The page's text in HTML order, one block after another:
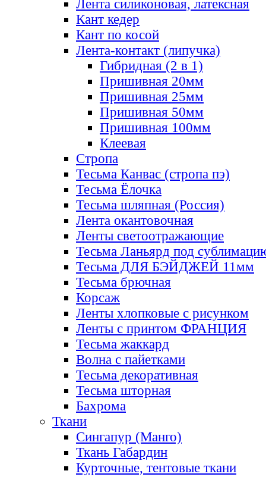
Лента силиконовая, латексная
Кант кедер
Кант по косой
Лента-контакт (липучка)
Гибридная (2 в 1)
Пришивная 20мм
Пришивная 25мм
Пришивная 50мм
Пришивная 100мм
Клеевая
Стропа
Тесьма Канвас (стропа пэ)
Тесьма Ёлочка
Тесьма шляпная (Россия)
Лента окантовочная
Ленты светоотражающие
Тесьма Ланьярд под
Тесьма ДЛЯ БЭЙДЖЕЙ 11мм
Тесьма брючная
Корсаж
Ленты хлопковые с рисунком
Ленты с принтом ФРАНЦИЯ
Тесьма жаккард
Волна с пайетками
Тесьма декоративная
Тесьма шторная
Бахрома
Ткани
Сингапур (Манго)
Ткань Габардин
Курточные, тентовые ткани